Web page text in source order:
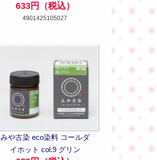
633円（税込）
4901425105027
みや古染 eco染料 コールダ
イホット col.9 グリン